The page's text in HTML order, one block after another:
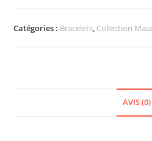
MAÏA
Catégories : Bracelets, Collection Maïa
AVIS (0)